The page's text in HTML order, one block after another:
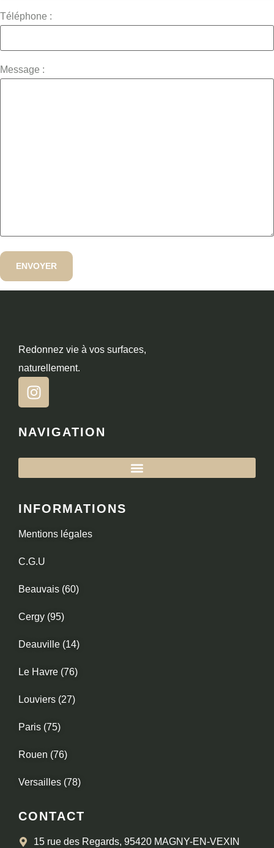
Téléphone :
Message :
Redonnez vie à vos surfaces,
naturellement.
NAVIGATION
INFORMATIONS
Mentions légales
C.G.U
Beauvais (60)
Cergy (95)
Deauville (14)
Le Havre (76)
Louviers (27)
Paris (75)
Rouen (76)
Versailles (78)
CONTACT
15 rue des Regards, 95420 MAGNY-EN-VEXIN